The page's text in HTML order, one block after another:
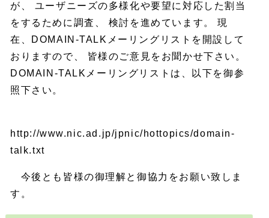
が、 ユーザニーズの多様化や要望に対応した割当
をするために調査、 検討を進めています。 現
在、DOMAIN-TALKメーリングリストを開設して
おりますので、 皆様のご意見をお聞かせ下さい。
DOMAIN-TALKメーリングリストは、以下を御参
照下さい。
http://www.nic.ad.jp/jpnic/hottopics/domain-
talk.txt
今後とも皆様の御理解と御協力をお願い致しま
す。